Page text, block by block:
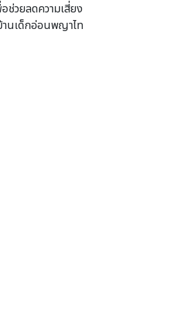
ช่วยลดความเสี่ยง
านเด็กอ่อนพญาไท